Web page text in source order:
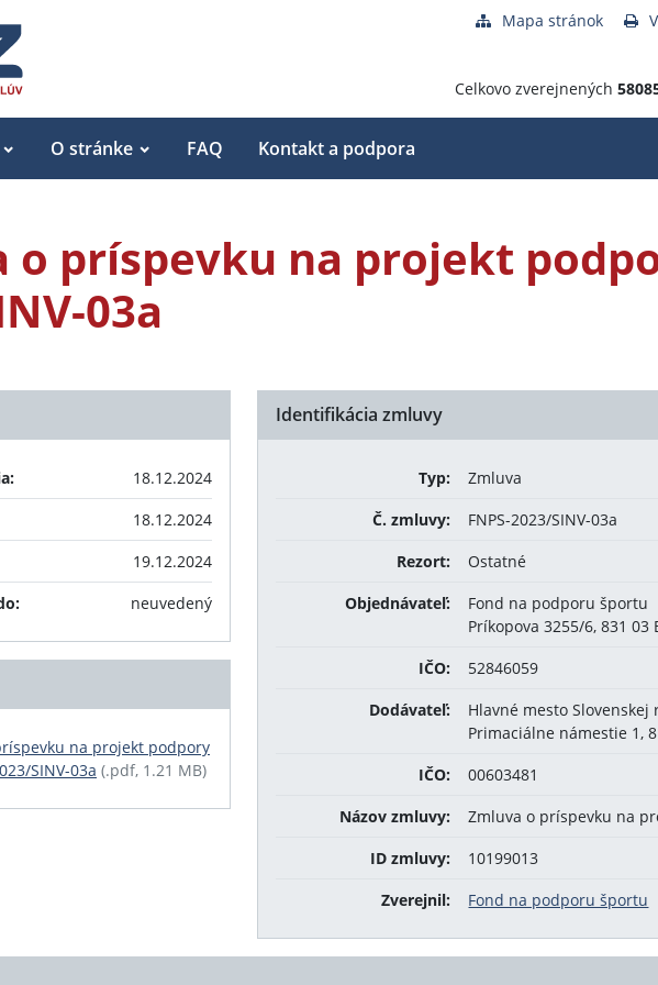
Mapa stránok
Celkovo zverejnených
O stránke FAQ Kontakt a podpora
o príspevku na projekt
03a
Identifikácia zmluvy
Typ:
Zmluva
Č. zmluvy:
FNPS-2023/SINV-03a
Rezort:
Ostatné
Objednávateľ:
Fond na podporu športu
Príkopova 3255/6, 831 03
IČO:
52846059
Dodávateľ:
Hlavné mesto
Primaciálne námestie 1,
IČO:
00603481
Názov zmluvy:
Zmluva o príspevku na
ID zmluvy:
10199013
Zverejnil:
Fond na podporu športu
18.12.2024
18.12.2024
19.12.2024
neuvedený
na projekt podpory
SINV-03a (.pdf, 1.21 MB)